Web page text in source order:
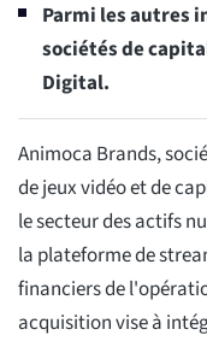
Parmi les autres
sociétés de
Digital.
Animoca Brands,
de jeux vidéo et de
le secteur des actifs
la plateforme de
financiers de
acquisition vise à